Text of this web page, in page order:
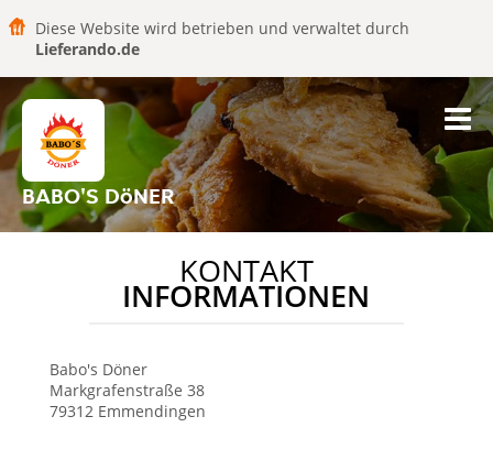
Diese Website wird betrieben und verwaltet durch
Lieferando.de
BABO'S DöNER
KONTAKT
INFORMATIONEN
Babo's Döner
Markgrafenstraße 38
79312 Emmendingen